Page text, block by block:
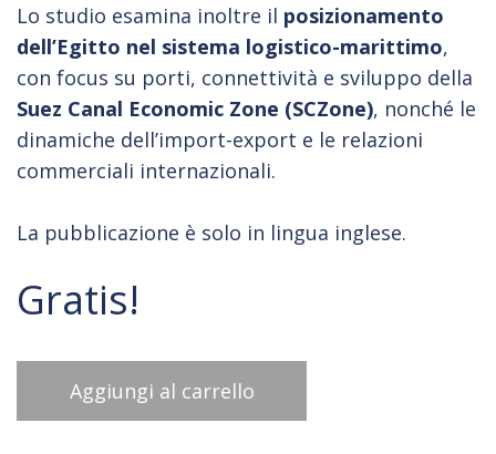
Lo studio esamina inoltre il posizionamento
dell’Egitto nel sistema logistico-marittimo,
con focus su porti, connettività e sviluppo della
Suez Canal Economic Zone (SCZone), nonché le
dinamiche dell’import-export e le relazioni
commerciali internazionali.
La pubblicazione è solo in lingua inglese.
Gratis!
Aggiungi al carrello